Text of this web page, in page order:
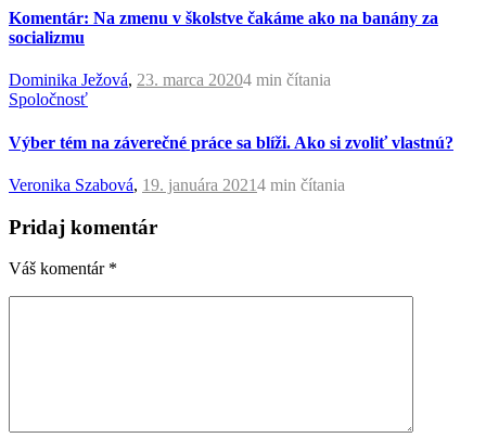
Komentár: Na zmenu v školstve čakáme ako na banány za
socializmu
Dominika Ježová, 23. marca 20204 min čítania
Spoločnosť
Výber tém na záverečné práce sa blíži. Ako si zvoliť vlastnú?
Veronika Szabová, 19. januára 20214 min čítania
Pridaj komentár
Váš komentár *